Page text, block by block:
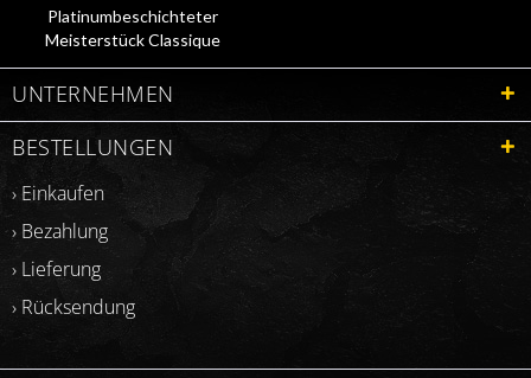
Platinumbeschichteter
Meisterstück Classique
Füllfederhalter 132468
UNTERNEHMEN
BESTELLUNGEN
› Einkaufen
› Bezahlung
› Lieferung
› Rücksendung